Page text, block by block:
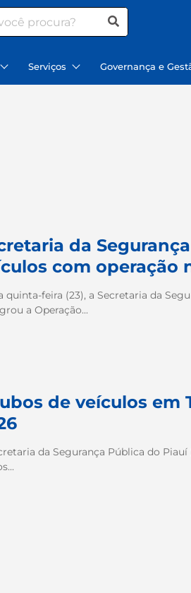
Serviços Governança e
da
com operação
quinta-feira (23), a Secretaria da
a Operação...
de veículos em
da Segurança Pública do